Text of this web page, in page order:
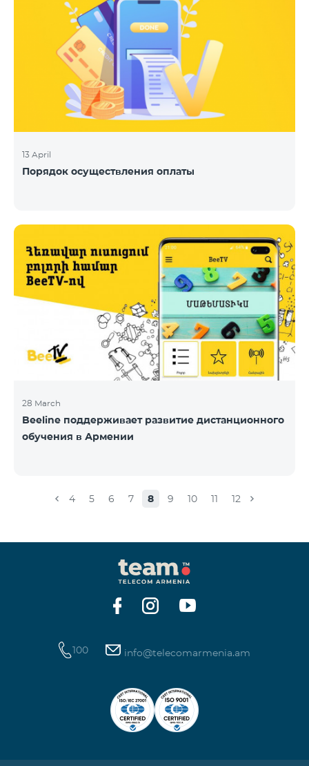
13 April
Порядок осуществления оплаты
28 March
Beeline поддерживает развитие дистанционного
обучения в Армении
4 5 6 7 8 9 10 11 12
100 info@telecomarmenia.am